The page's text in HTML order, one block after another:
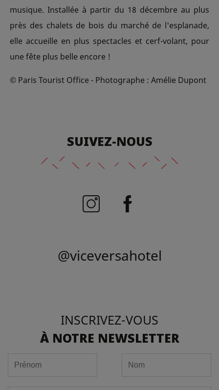
musique. Installée à partir du 18 décembre au plus
près des chalets de bois du marché de l'esplanade,
elle accueille en plus spectacles et cerf-volant, pour
une fête plus belle encore !
© Paris Tourist Office - Photographe : Amélie Dupont
SUIVEZ-NOUS
@viceversahotel
INSCRIVEZ-VOUS
À NOTRE NEWSLETTER